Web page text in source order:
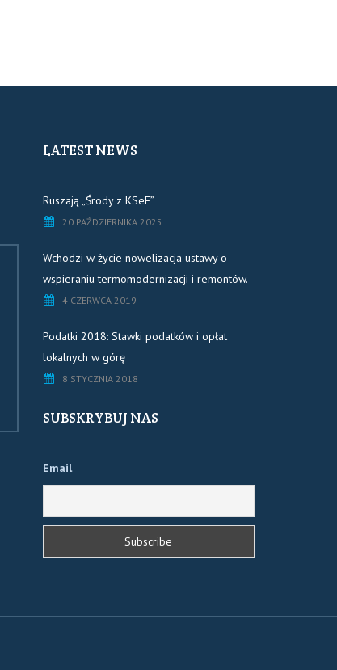
LATEST NEWS
Ruszają „Środy z KSeF”
20 PAŹDZIERNIKA 2025
Wchodzi w życie nowelizacja ustawy o
wspieraniu termomodernizacji i remontów.
4 CZERWCA 2019
Podatki 2018: Stawki podatków i opłat
lokalnych w górę
8 STYCZNIA 2018
SUBSKRYBUJ NAS
Email